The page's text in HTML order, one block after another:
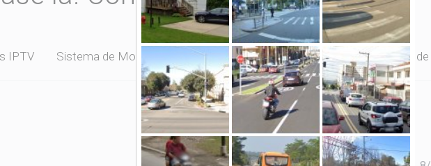
IPTV Sistema de Monitoramento Backup Banco de Dados Sistema